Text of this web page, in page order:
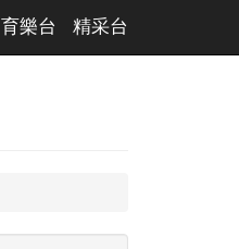
育樂台 精采台